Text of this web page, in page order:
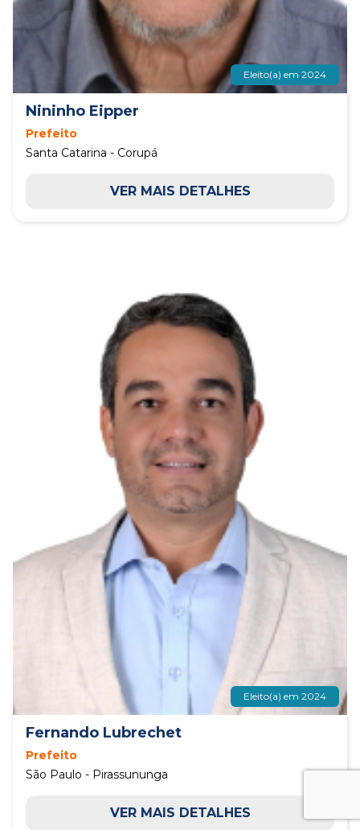
Eleito(a) em 2024
Nininho Eipper
Prefeito
Santa Catarina - Corupá
VER MAIS DETALHES
Eleito(a) em 2024
Fernando Lubrechet
Prefeito
São Paulo - Pirassununga
VER MAIS DETALHES